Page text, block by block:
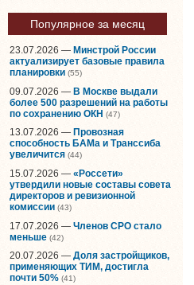
Популярное за месяц
23.07.2026 — Минстрой России
актуализирует базовые правила
планировки (55)
09.07.2026 — В Москве выдали
более 500 разрешений на работы
по сохранению ОКН (47)
13.07.2026 — Провозная
способность БАМа и Транссиба
увеличится (44)
15.07.2026 — «Россети»
утвердили новые составы совета
директоров и ревизионной
комиссии (43)
17.07.2026 — Членов СРО стало
меньше (42)
20.07.2026 — Доля застройщиков,
применяющих ТИМ, достигла
почти 50% (41)